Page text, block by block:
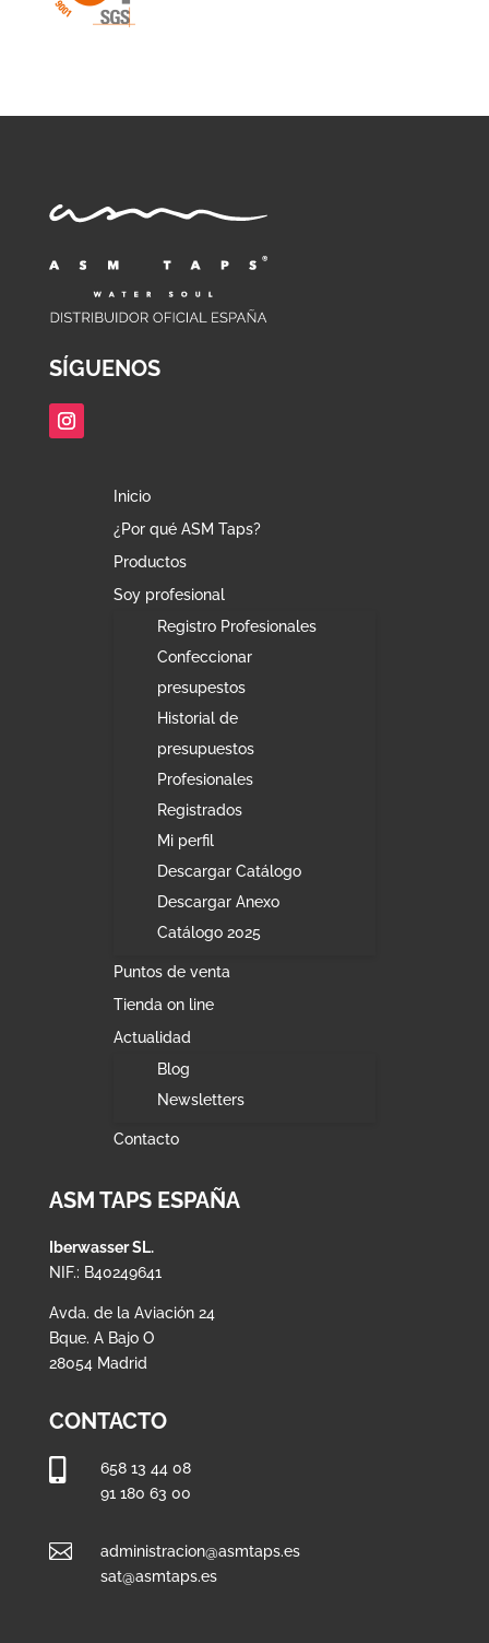
SÍGUENOS
Inicio
¿Por qué ASM Taps?
Productos
Soy profesional
Registro Profesionales
Confeccionar
presupestos
Historial de
presupuestos
Profesionales
Registrados
Mi perfil
Descargar Catálogo
Descargar Anexo
Catálogo 2025
Puntos de venta
Tienda on line
Actualidad
Blog
Newsletters
Contacto
ASM TAPS ESPAÑA
Iberwasser SL.
NIF.: B40249641
Avda. de la Aviación 24
Bque. A Bajo O
28054 Madrid
CONTACTO

658 13 44 08
91 180 63 00

administracion@asmtaps.es
sat@asmtaps.es